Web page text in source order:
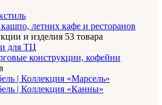
летних кафе и ресторанов
и изделия 53 товара
для ТЦ
конструкции, кофейни
| Коллекция «Марсель»
| Коллекция «Канны»